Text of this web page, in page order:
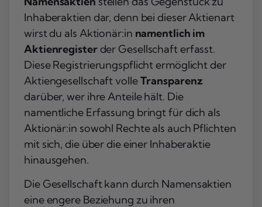
Inhaberaktien dar, denn bei dieser Aktienart
wirst du als Aktionär:in namentlich im
Aktienregisterder Gesellschaft erfasst.
Diese Registrierungspflicht ermöglicht der
Aktiengesellschaft volleTransparenz
darüber, wer ihre Anteile hält. Die
namentliche Erfassung bringt für dich als
Aktionär:in sowohl Rechte als auch Pflichten
mit sich, die über die einer Inhaberaktie
hinausgehen.
Die Gesellschaft kann durch Namensaktien
eine engere Beziehung zu ihren